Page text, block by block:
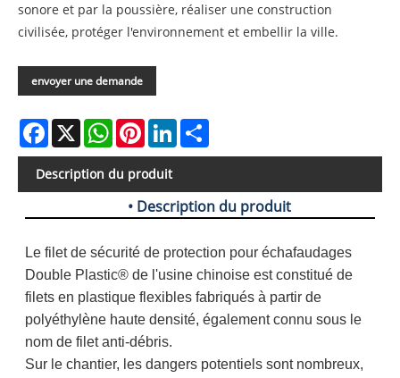
sonore et par la poussière, réaliser une construction
civilisée, protéger l'environnement et embellir la ville.
envoyer une demande
Facebook
X WhatsAppPinterestLinkedIn
Description du produit
• Description du produit
Le filet de sécurité de protection pour échafaudages
Double Plastic® de l'usine chinoise est constitué de
filets en plastique flexibles fabriqués à partir de
polyéthylène haute densité, également connu sous le
nom de filet anti-débris.
Sur le chantier, les dangers potentiels sont nombreux,